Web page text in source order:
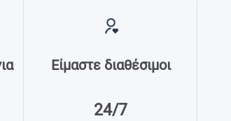
Είμαστε διαθέσιμοι
24/7